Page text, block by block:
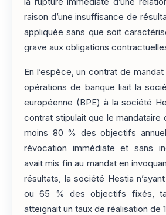
raison d’une insuffisance de
appliquée sans que soit
grave aux obligations
En l’espèce, un contrat de
opérations de banque liait la
européenne (BPE) à la société
contrat stipulait que le mandataire
moins 80 % des objectifs
révocation immédiate et sans
avait mis fin au mandat en
résultats, la société Hestia
ou 65 % des objectifs fixés,
atteignait un taux de réalisation de